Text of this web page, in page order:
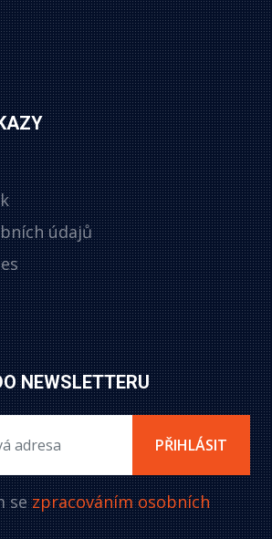
údajů
NEWSLETTERU
PŘIHLÁSIT
sezpracováním osobních